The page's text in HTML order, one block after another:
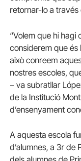
retornar-lo a través
“Volem que hi
considerem que és
això conreem
nostres escoles,
– va subratllar
de la Institució
d’ensenyament
A aquesta escola
d’alumnes, a 3r de